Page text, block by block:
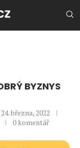
BYZNYS
24. března, 2022
0 komentář